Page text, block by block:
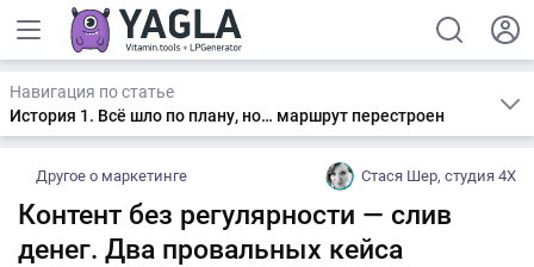
Навигация по статье
История 1. Всё шло по плану, но… маршрут перестроен
Другое о маркетинге Стася Шер, студия 4Х
Контент без регулярности — слив
денег. Два провальных кейса